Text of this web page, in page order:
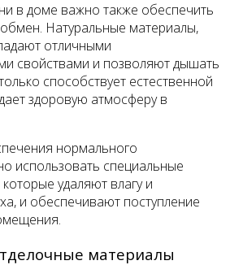
в доме важно также обеспечить
Натуральные материалы,
отличными
свойствами и позволяют дышать
способствует естественной
здоровую атмосферу в
нормального
использовать специальные
удаляют влагу и
и обеспечивают поступление
материалы